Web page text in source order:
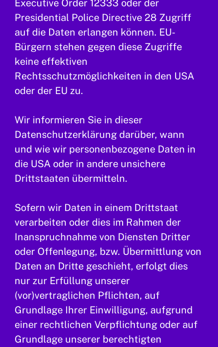
Executive Order 12333 oder der
Presidential Police Directive 28 Zugriff
auf die Daten erlangen können. EU-
Bürgern stehen gegen diese Zugriffe
keine effektiven
Rechtsschutzmöglichkeiten in den USA
oder der EU zu.
Wir informieren Sie in dieser
Datenschutzerklärung darüber, wann
und wie wir personenbezogene Daten in
die USA oder in andere unsichere
Drittstaaten übermitteln.
Sofern wir Daten in einem Drittstaat
verarbeiten oder dies im Rahmen der
Inanspruchnahme von Diensten Dritter
oder Offenlegung, bzw. Übermittlung von
Daten an Dritte geschieht, erfolgt dies
nur zur Erfüllung unserer
(vor)vertraglichen Pflichten, auf
Grundlage Ihrer Einwilligung, aufgrund
einer rechtlichen Verpflichtung oder auf
Grundlage unserer berechtigten